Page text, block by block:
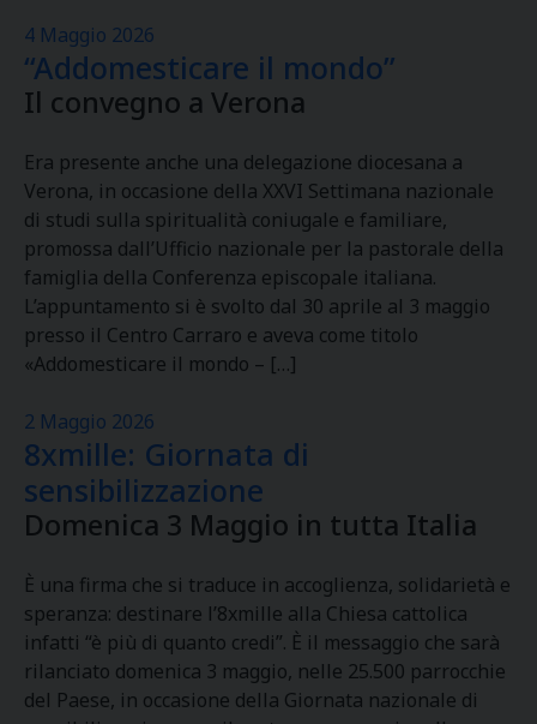
4 Maggio 2026
“Addomesticare il mondo”
Il convegno a Verona
Era presente anche una delegazione diocesana a
Verona, in occasione della XXVI Settimana nazionale
di studi sulla spiritualità coniugale e familiare,
promossa dall’Ufficio nazionale per la pastorale della
famiglia della Conferenza episcopale italiana.
L’appuntamento si è svolto dal 30 aprile al 3 maggio
presso il Centro Carraro e aveva come titolo
«Addomesticare il mondo – […]
2 Maggio 2026
8xmille: Giornata di
sensibilizzazione
Domenica 3 Maggio in tutta Italia
È una firma che si traduce in accoglienza, solidarietà e
speranza: destinare l’8xmille alla Chiesa cattolica
infatti “è più di quanto credi”. È il messaggio che sarà
rilanciato domenica 3 maggio, nelle 25.500 parrocchie
del Paese, in occasione della Giornata nazionale di